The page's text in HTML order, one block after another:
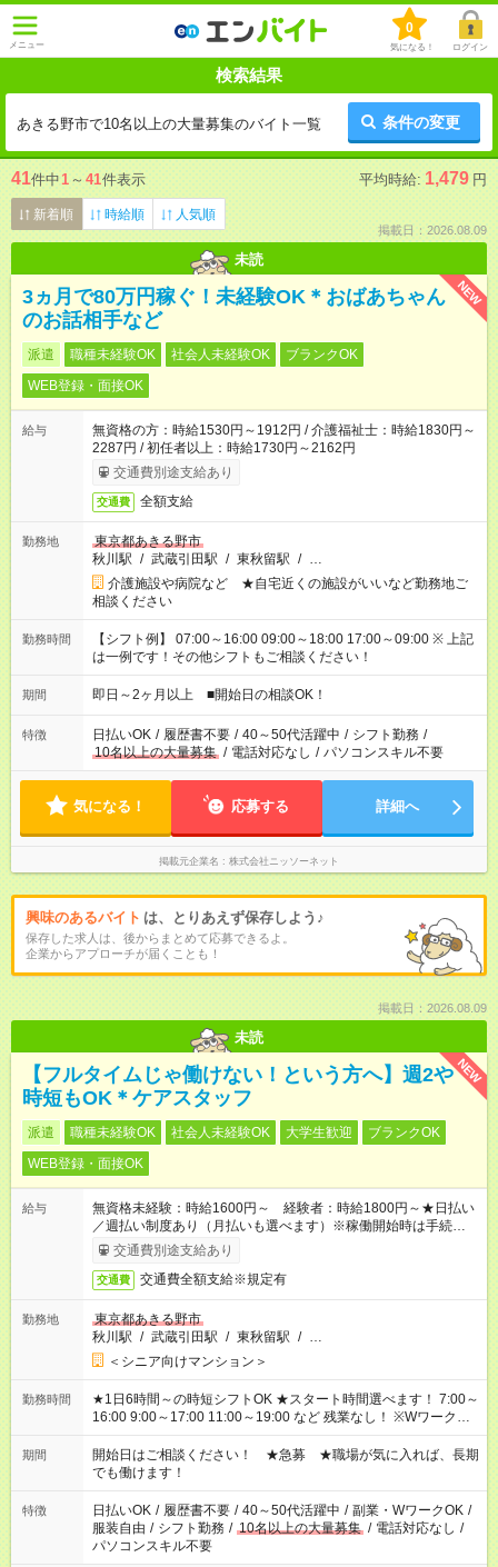
メニュー
0
気になる！ ログイン
検索結果
あきる野市で10名以上の大量募集のバイト一覧 条件の変更
41件中1 ～ 41件表示 平均時給: 1,479 円
新着順 時給順 人気順
掲載日：2026.08.09
未読
NEW
3ヵ月で80万円稼ぐ！未経験OK＊おばあちゃん
のお話相手など
派遣 職種未経験OK 社会人未経験OK
ブランクOK
WEB登録・面接OK
給与
無資格の方：時給1530円～1912円 / 介護福祉士：時給1830円～
2287円 / 初任者以上：時給1730円～2162円
交通費別途支給あり
交通費 全額支給
勤務地
東京都あきる野市
秋川駅 / 武蔵引田駅 / 東秋留駅 / …
介護施設や病院など ★自宅近くの施設がいいなど勤務地ご
相談ください
勤務時間
【シフト例】 07:00～16:00 09:00～18:00 17:00～09:00 ※ 上記
は一例です！その他シフトもご相談ください！
期間 即日～2ヶ月以上 ■開始日の相談OK！
特徴 日払いOK / 履歴書不要 / 40～50代活躍中 / シフト勤務 /
10名以上の大量募集 / 電話対応なし / パソコンスキル不要
気になる！ 応募する 詳細へ
掲載元企業名 株式会社ニッソーネット
興味のあるバイト は、とりあえず保存しよう♪
保存した求人は、後からまとめて応募できるよ。
企業からアプローチが届くことも！
掲載日：2026.08.09
未読
NEW
【フルタイムじゃ働けない！という方へ】週2や
時短もOK＊ケアスタッフ
派遣 職種未経験OK 社会人未経験OK 大学生歓迎
ブランクOK
WEB登録・面接OK
給与
無資格未経験：時給1600円～ 経験者：時給1800円～★日払い
／週払い制度あり（月払いも選べます）※稼働開始時は手続き完
了次第のお支払いとなります。
交通費別途支給あり
交通費 交通費全額支給※規定有
勤務地
東京都あきる野市
秋川駅 / 武蔵引田駅 / 東秋留駅 / …
＜シニア向けマンション＞
勤務時間
★1日6時間～の時短シフトOK ★スタート時間選べます！ 7:00～
16:00 9:00～17:00 11:00～19:00 など 残業なし！ ※Wワークの
場合、他のお仕事と合わせ週40時間超の就業はご案内できませ
ん ※法令に基づき、週20時間以上勤務は社会保険への加入対象
となります ※労働者派遣法（日雇い派遣の原則禁止）により、
短時間・短期間の就業はご案内が難しい場合があります
期間
開始日はご相談ください！ ★急募 ★職場が気に入れば、長期
でも働けます！
特徴 日払いOK / 履歴書不要 / 40～50代活躍中 / 副業・WワークOK /
服装自由 / シフト勤務 / 10名以上の大量募集 / 電話対応なし /
パソコンスキル不要